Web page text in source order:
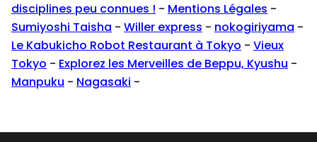
disciplines peu connues ! - Mentions Légales -
Sumiyoshi Taisha - Willer express - nokogiriyama -
Le Kabukicho Robot Restaurant à Tokyo - Vieux
Tokyo - Explorez les Merveilles de Beppu, Kyushu -
Manpuku - Nagasaki -